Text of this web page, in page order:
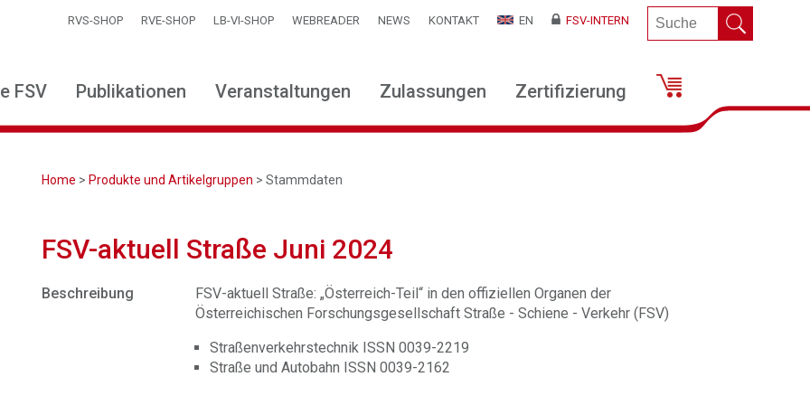
RVS-SHOP RVE-SHOP LB-VI-SHOP WEBREADER NEWS KONTAKT EN FSV-INTERN
FSV Publikationen Veranstaltungen Zulassungen Zertifizierung
Home > Produkte und Artikelgruppen > Stammdaten
FSV-aktuell Straße Juni 2024
Beschreibung
FSV-aktuell Straße: „Österreich-Teil“ in den offiziellen Organen der
Österreichischen Forschungsgesellschaft Straße - Schiene - Verkehr (FSV)
Straßenverkehrstechnik ISSN 0039-2219
Straße und Autobahn ISSN 0039-2162